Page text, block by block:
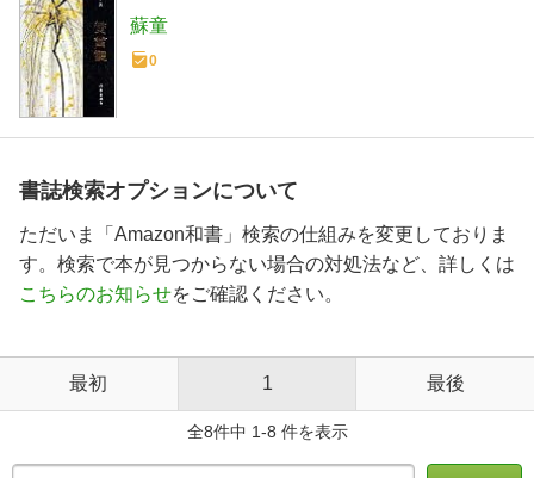
蘇童
0
書誌検索オプションについて
ただいま「Amazon和書」検索の仕組みを変更しておりま
す。検索で本が見つからない場合の対処法など、詳しくは
こちらのお知らせをご確認ください。
最初 1 最後
全8件中 1-8 件を表示